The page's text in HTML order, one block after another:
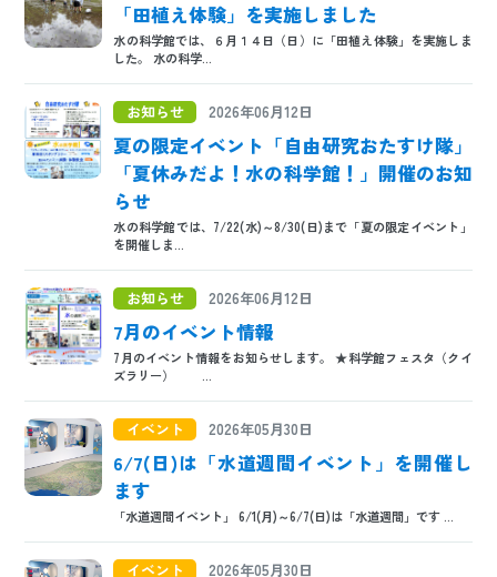
「田植え体験」を実施しました
水の科学館では、６月１４日（日）に「田植え体験」を実施しま
した。 水の科学...
お知らせ 2026年06月12日
夏の限定イベント「自由研究おたすけ隊」
「夏休みだよ！水の科学館！」開催のお知
らせ
水の科学館では、7/22(水)～8/30(日)まで「夏の限定イベント」
を開催しま...
お知らせ 2026年06月12日
7月のイベント情報
7月のイベント情報をお知らせします。 ★科学館フェスタ（クイ
ズラリー） ...
イベント 2026年05月30日
6/7(日)は「水道週間イベント」を開催し
ます
「水道週間イベント」 6/1(月)～6/7(日)は「水道週間」です ...
イベント 2026年05月30日